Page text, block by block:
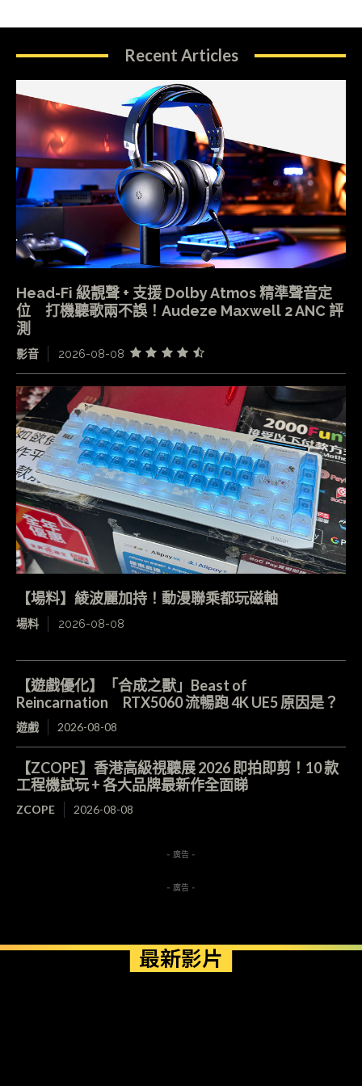
Recent Articles
Head-Fi 級靚聲 + 支援 Dolby Atmos 精準聲音定
位 打機聽歌兩不誤！Audeze Maxwell 2 ANC 評
測
影音 2026-08-08
【場料】綾波麗加持！動漫聯乘都玩磁軸
場料 2026-08-08
【遊戲優化】「合成之獸」Beast of
Reincarnation RTX5060 流暢跑 4K UE5 原因是？
遊戲 2026-08-08
【ZCOPE】香港高級視聽展 2026 即拍即剪！10 款
工程機試玩 + 各大品牌最新作全面睇
ZCOPE 2026-08-08
- 廣告 -
- 廣告 -
最新影片